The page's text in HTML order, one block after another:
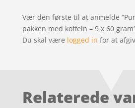
Vær den første til at anmelde
pakken med koffein – 9 x 60
Du skal være logged in for at
Relaterede